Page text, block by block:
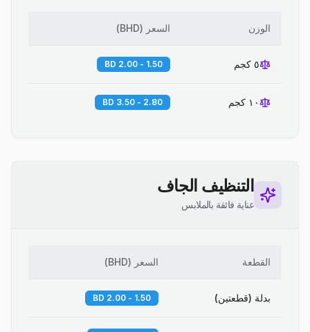
الوزن السعر (
BHD
)
٥ كجم 1.50 - 2.00 BD
١٠ كجم 2.80 - 3.50 BD
التنظيف الجاف
عناية فائقة بالملابس
القطعة السعر (
BHD
)
بدلة (قطعتين) 1.50 - 2.00 BD